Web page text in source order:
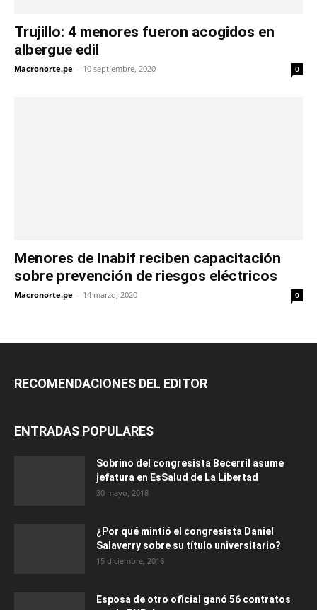
Trujillo: 4 menores fueron acogidos en
albergue edil
Macronorte.pe - 10 septiembre, 2020 0
Menores de Inabif reciben capacitación
sobre prevención de riesgos eléctricos
Macronorte.pe - 14 marzo, 2020 0
RECOMENDACIONES DEL EDITOR
ENTRADAS POPULARES
Sobrino del congresista Becerril asume
jefatura en EsSalud de La Libertad
30 mayo, 2018
¿Por qué mintió el congresista Daniel
Salaverry sobre su título universitario?
15 diciembre, 2016
Esposa de otro oficial ganó 56 contratos